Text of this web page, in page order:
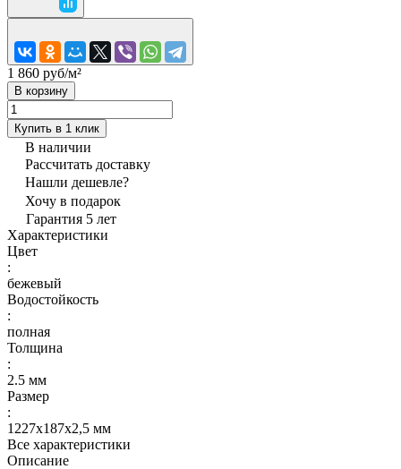
1 860 руб/м²
В корзину
Купить в 1 клик
В наличии
Рассчитать доставку
Нашли дешевле?
Хочу в подарок
Гарантия 5 лет
Характеристики
Цвет
:
бежевый
Водостойкость
:
полная
Толщина
:
2.5 мм
Размер
:
1227х187х2,5 мм
Все характеристики
Описание